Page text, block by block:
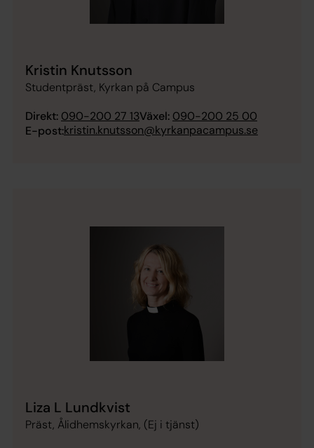
Kristin Knutsson
Studentpräst, Kyrkan på Campus
Direkt: 090-200 27 13Växel: 090-200 25 00
E-post:kristin.knutsson@kyrkanpacampus.se
Liza L Lundkvist
Präst, Ålidhemskyrkan, (Ej i tjänst)